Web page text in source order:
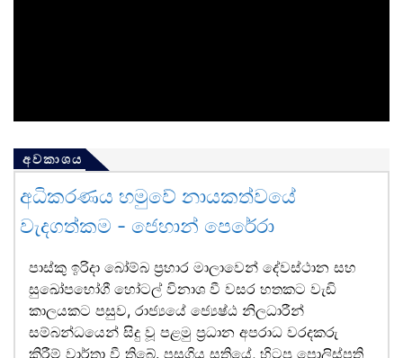
අවකාශය
අධිකරණය හමුවේ නායකත්වයේ
වැදගත්කම - ජෙහාන් පෙරේරා
පාස්කු ඉරිදා බෝම්බ ප්‍රහාර මාලාවෙන් දේවස්ථාන සහ
සුඛෝපභෝගී හෝටල් විනාශ වී වසර හතකට වැඩි
කාලයකට පසුව, රාජ්‍යයේ ජ්‍යෙෂ්ඨ නිලධාරීන්
සම්බන්ධයෙන් සිදු වූ පළමු ප්‍රධාන අපරාධ වරදකරු
කිරීම් වාර්තා වී තිබේ. පසුගිය සතියේ, හිටපු පොලිස්පති